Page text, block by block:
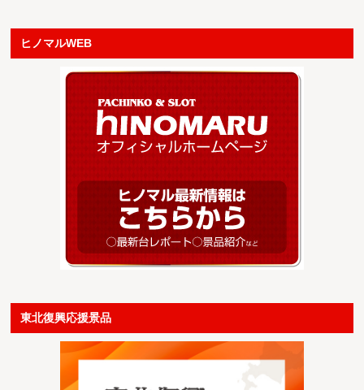
ヒノマルWEB
東北復興応援景品